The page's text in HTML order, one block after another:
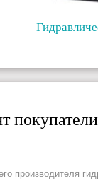
производителя